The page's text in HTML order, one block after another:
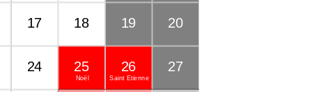
17 18 19 20
24
Noël
25
Saint Étienne
26 27